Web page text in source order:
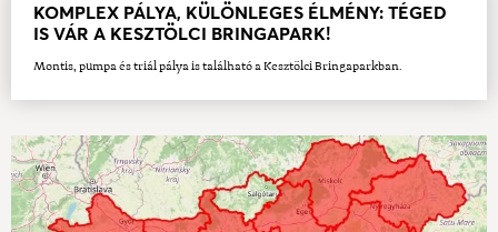
KOMPLEX PÁLYA, KÜLÖNLEGES ÉLMÉNY: TÉGED
IS VÁR A KESZTÖLCI BRINGAPARK!
Montis, pumpa és triál pálya is található a Kesztölci Bringaparkban.